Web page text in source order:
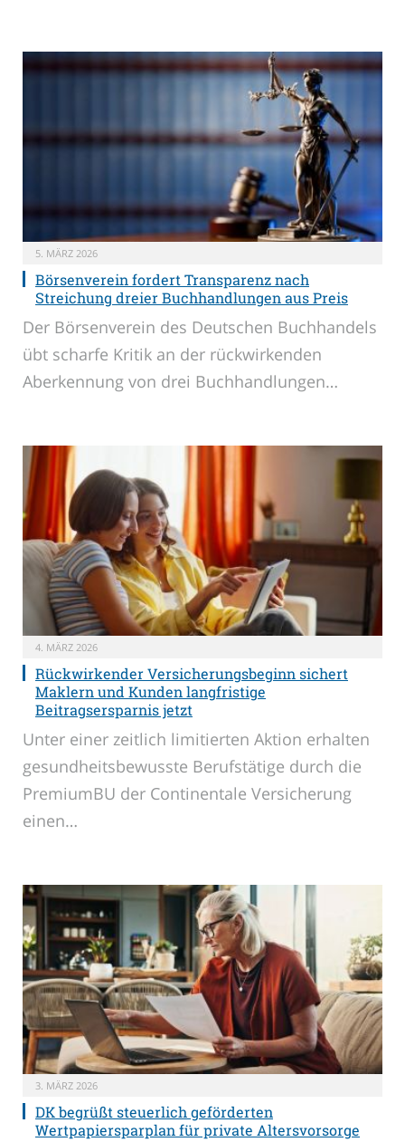
5. MÄRZ 2026
Börsenverein fordert Transparenz nach
Streichung dreier Buchhandlungen aus Preis
Der Börsenverein des Deutschen Buchhandels
übt scharfe Kritik an der rückwirkenden
Aberkennung von drei Buchhandlungen…
4. MÄRZ 2026
Rückwirkender Versicherungsbeginn sichert
Maklern und Kunden langfristige
Beitragsersparnis jetzt
Unter einer zeitlich limitierten Aktion erhalten
gesundheitsbewusste Berufstätige durch die
PremiumBU der Continentale Versicherung
einen…
3. MÄRZ 2026
DK begrüßt steuerlich geförderten
Wertpapiersparplan für private Altersvorsorge